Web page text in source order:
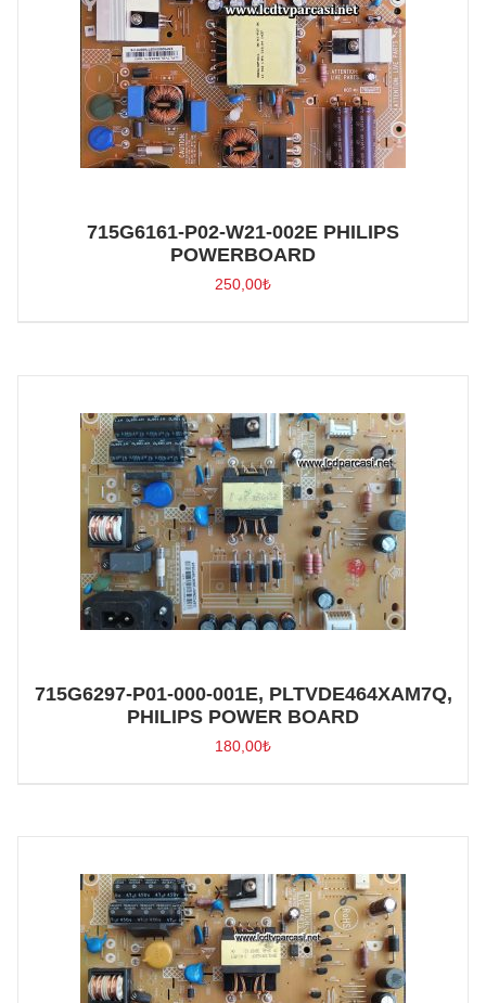
715G6161-P02-W21-002E PHILIPS
POWERBOARD
250,00₺
715G6297-P01-000-001E, PLTVDE464XAM7Q,
PHILIPS POWER BOARD
180,00₺